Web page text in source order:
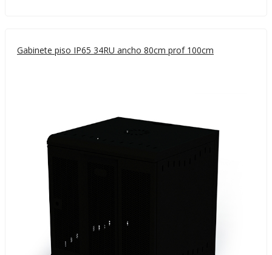
Gabinete piso IP65 34RU ancho 80cm prof 100cm